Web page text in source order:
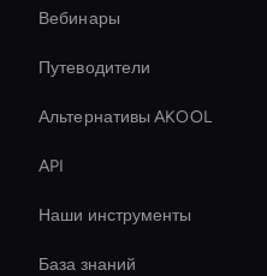
Вебинары
Путеводители
Альтернативы AKOOL
API
Наши инструменты
База знаний